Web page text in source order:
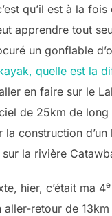
qu’il est à la
apprendre tout
un gonflable
quelle est la
en faire sur le
de 25km de
construction d’un
la rivière
hier, c’était ma 4e
aller-retour de